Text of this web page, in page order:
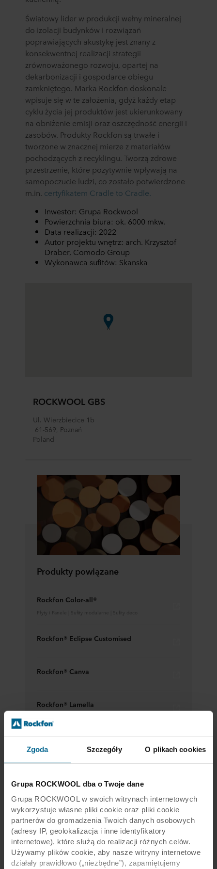
Zgoda Szczegóły O plikach cookies
Grupa ROCKWOOL dba o Twoje dane
Grupa ROCKWOOL w swoich witrynach internetowych
wykorzystuje własne pliki cookie oraz pliki cookie
partnerów do gromadzenia Twoich danych osobowych
(adresy IP, geolokalizacja i inne identyfikatory
internetowe), które służą do realizacji różnych celów.
Używamy plików cookie, aby nasze witryny internetowe
działały prawidłowo („niezbędne”), zapamiętujemy
Światowy lider w produkcji wełny mineralnej
do izolacji budynków i rozwiązań
poprawiających akustykę jest znany z
konsekwentnej realizacji strategii
zrównoważonego rozwoju, opartej na
dekarbonizacji i gospodarce obiegu
zamkniętego. Marka Rockfon doskonale
wpisuje się w te założenia, gdyż każdy etap
cyklu życia jej produktów jest ukierunkowany
na obniżenie emisji oraz oszczędność energii i
zasobów. Produkty Rockfon są trwałe i
tworzone w znacznej mierze z materiałów
pochodzących z recyklingu. Tworzą zdrowe
przestrzenie, które pozytywnie wpływają na
samopoczucie ludzi, co zostało potwierdzone
m.in. certyfikatem Cradle to Cradle.
Inwestor: Grupa Rockwool
Powierzchnia biura: ok. 6000 mkw.
Data realizacji: 2022
Autor projektu wnętrz: arch. Krzysztof
Draber, Comodo Group
Wykonawca sufitów: Skanska
ROCKWOOL GBS
61-569, Poznań
Poland
Produkty powiązane
Rockfon Color-all®
Płyty i Panele | Sufity modularne | Sufity deco
Rockfon® Eclipse Customised
Rockfon® Canva
Rockfon® Lamella
Rockfon® Senses
W projekcie wykorzystaliśmy
najnowsze produkty Rockfon, które